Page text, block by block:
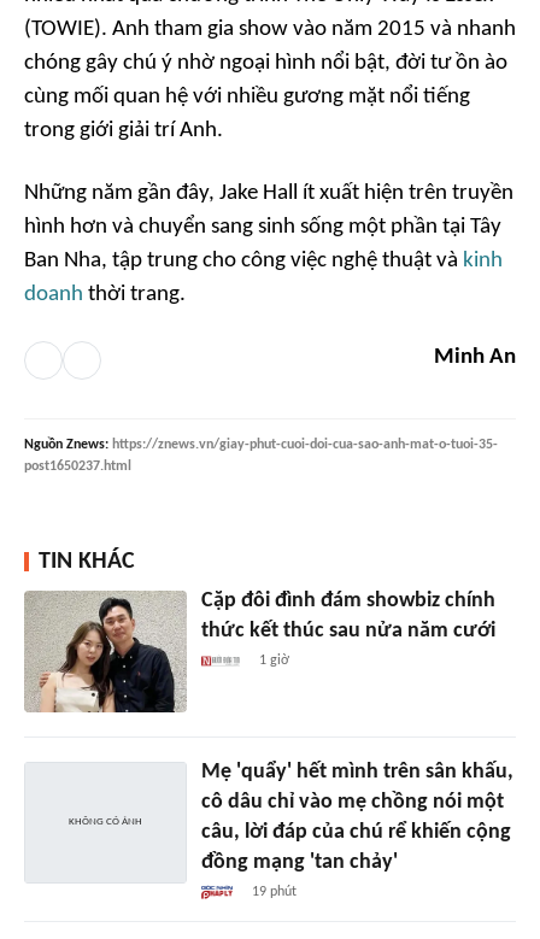
(TOWIE). Anh tham gia show vào năm 2015 và nhanh
chóng gây chú ý nhờ ngoại hình nổi bật, đời tư ồn ào
cùng mối quan hệ với nhiều gương mặt nổi tiếng
trong giới giải trí Anh.
Những năm gần đây, Jake Hall ít xuất hiện trên truyền
hình hơn và chuyển sang sinh sống một phần tại Tây
Ban Nha, tập trung cho công việc nghệ thuật và kinh
doanh thời trang.
Minh An
Nguồn Znews: https://znews.vn/giay-phut-cuoi-doi-cua-sao-anh-mat-o-tuoi-35-
post1650237.html
TIN KHÁC
Cặp đôi đình đám showbiz chính
thức kết thúc sau nửa năm cưới
1 giờ
Mẹ 'quẩy' hết mình trên sân khấu,
cô dâu chỉ vào mẹ chồng nói một
câu, lời đáp của chú rể khiến cộng
đồng mạng 'tan chảy'
19 phút